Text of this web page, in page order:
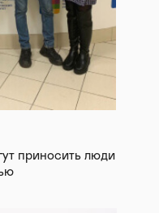
приносить люди